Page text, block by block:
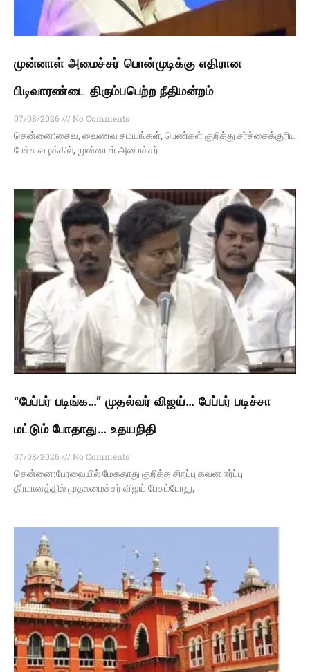
முன்னாள் அமைச்சர் பொன்முடிக்கு எதிரான
பிடிவாரண்டை திரும்பபெற்ற நீதிமன்றம்
07/08/2026
No Comments
சென்னை:சைவ, வைணவ சமயங்கள், பெண்கள் குறித்து சர்ச்சைக்குரிய
பேச்சு வழக்கில், முன்னாள் அமைச்சர்
“பேப்பர் படிங்க…” முதல்வர் விஜய்… பேப்பர் படிச்சா
மட்டும் போதாது… உதயநிதி
07/08/2026
No Comments
சென்னை:பேரவையில் மேகதாது குறித்த சிறப்பு கவன ஈர்ப்பு
தீர்மானத்தில் முதலமைச்சர் விஜய் பேசும்போது,